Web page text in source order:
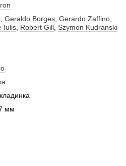
Geraldo Borges Gerardo Zaffino
Iulis Robert Gill Szymon Kudranski
мм